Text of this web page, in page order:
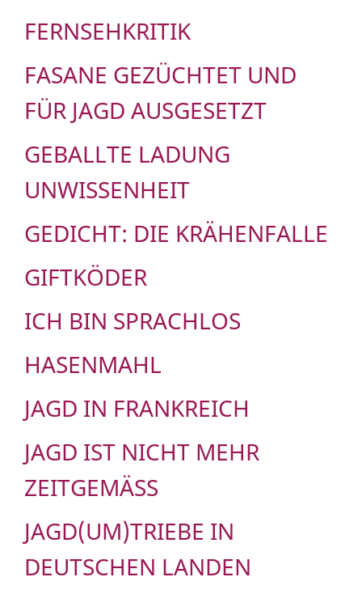
FERNSEHKRITIK
FASANE GEZÜCHTET UND
FÜR JAGD AUSGESETZT
GEBALLTE LADUNG
UNWISSENHEIT
GEDICHT: DIE KRÄHENFALLE
GIFTKÖDER
ICH BIN SPRACHLOS
HASENMAHL
JAGD IN FRANKREICH
JAGD IST NICHT MEHR
ZEITGEMÄSS
JAGD(UM)TRIEBE IN
DEUTSCHEN LANDEN